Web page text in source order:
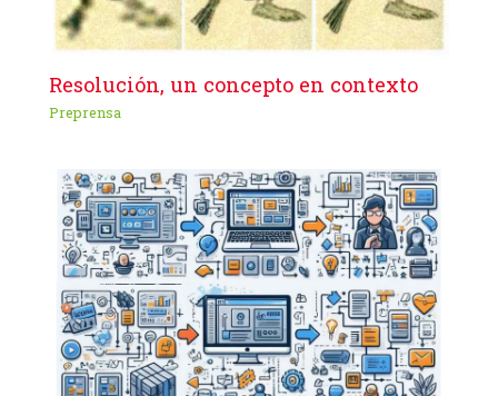
Resolución, un concepto en contexto
Preprensa